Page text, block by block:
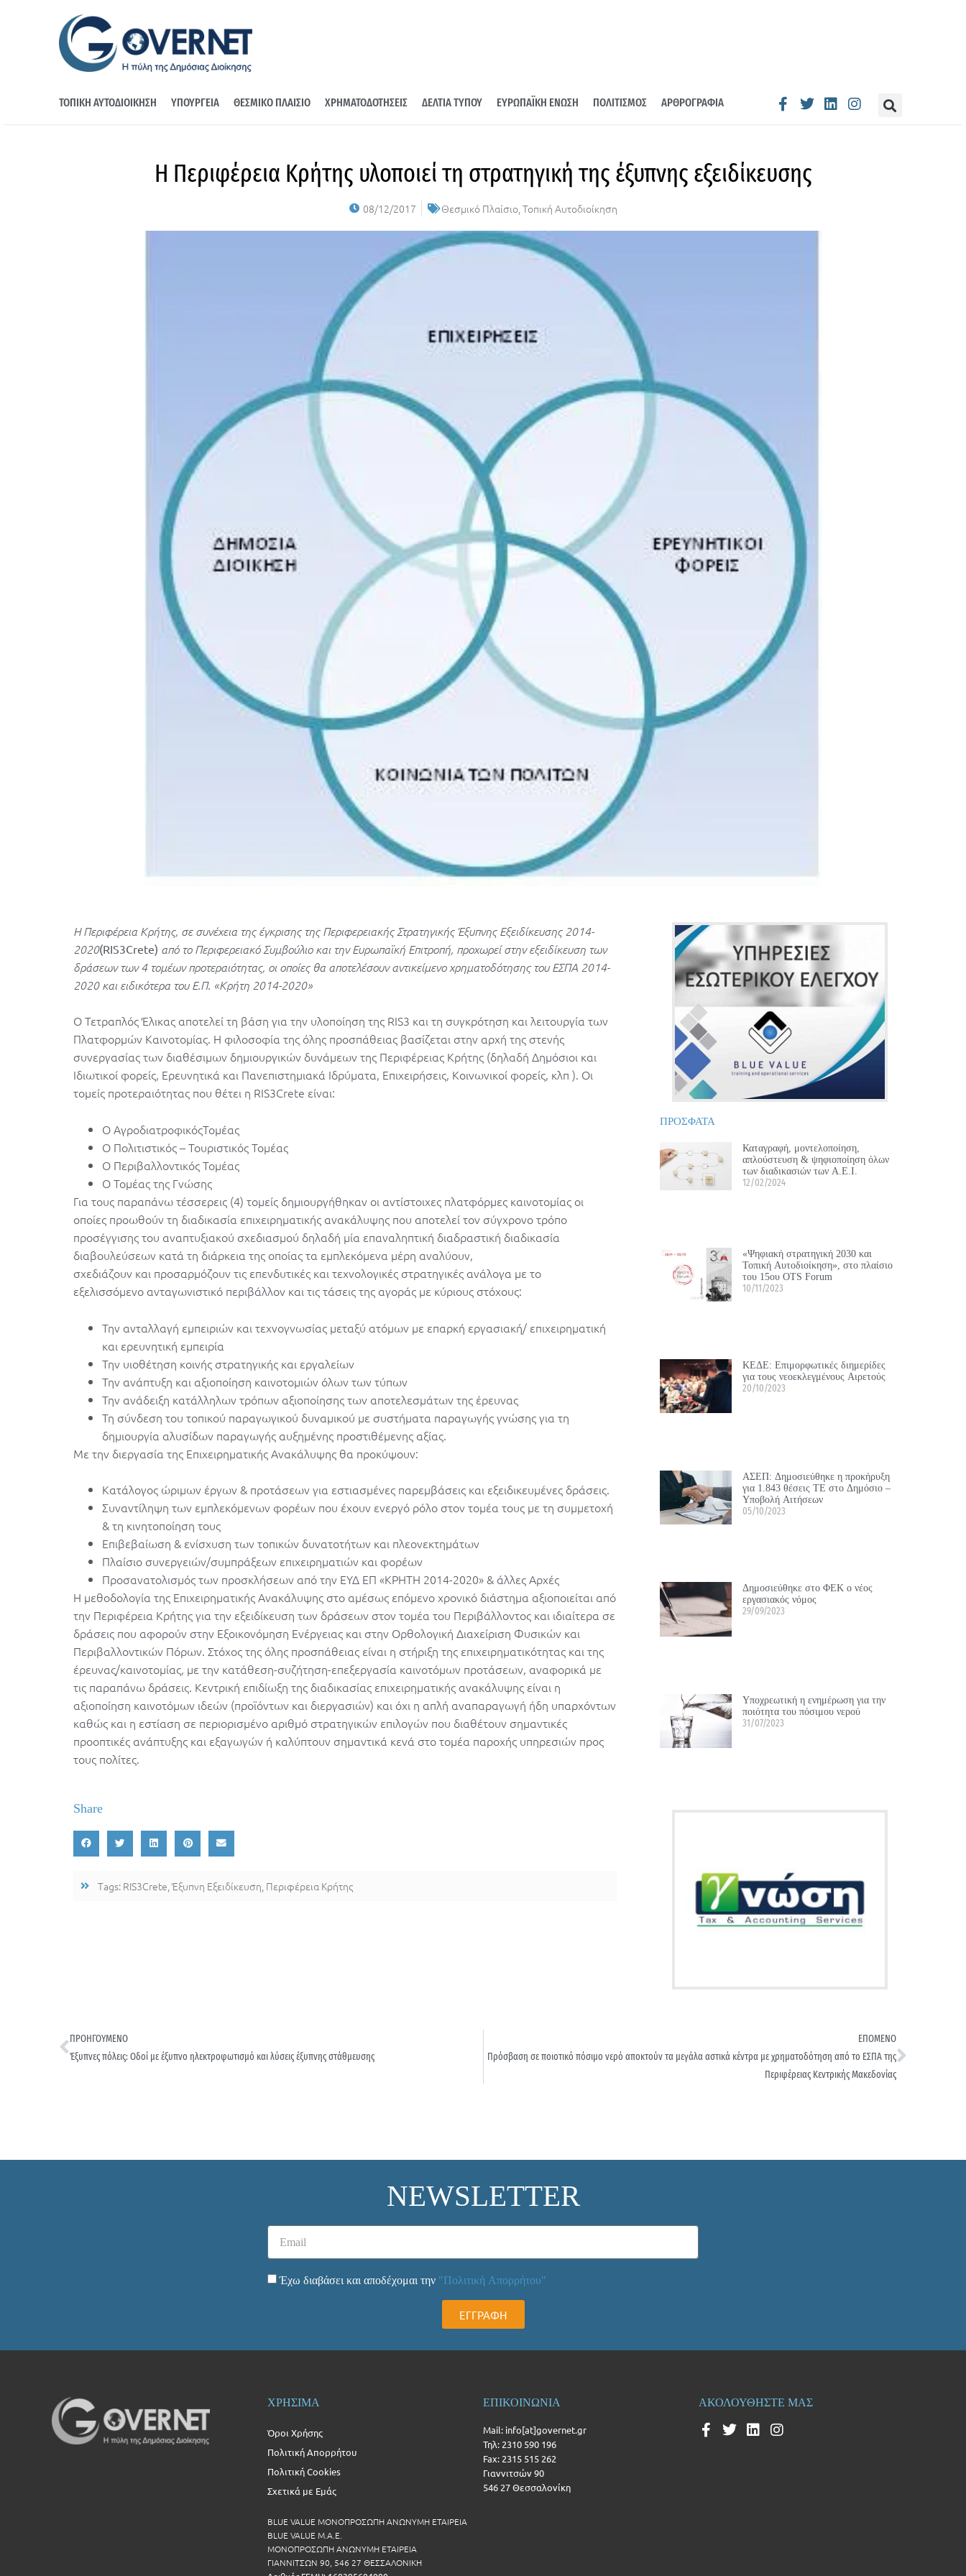
ΤΟΠΙΚΗ ΑΥΤΟΔΙΟΙΚΗΣΗ ΥΠΟΥΡΓΕΙΑ ΘΕΣΜΙΚΟ ΠΛΑΙΣΙΟ ΧΡΗΜΑΤΟΔΟΤΗΣΕΙΣ ΔΕΛΤΙΑ ΤΥΠΟΥ ΕΥΡΩΠΑΪΚΗ ΕΝΩΣΗ ΠΟΛΙΤΙΣΜΟΣ ΑΡΘΡΟΓΡΑΦΙΑ
Η Περιφέρεια Κρήτης υλοποιεί τη στρατηγική της έξυπνης εξειδίκευσης
08/12/2017 Θεσμικό Πλαίσιο,Τοπική Αυτοδιοίκηση
Η Περιφέρεια Κρήτης, σε συνέχεια της έγκρισης της Περιφερειακής Στρατηγικής Έξυπνης Εξειδίκευσης 2014-
2020(RIS3Crete) από το Περιφερειακό Συμβούλιο και την Ευρωπαϊκή Επιτροπή, προχωρεί στην εξειδίκευση των
δράσεων των 4 τομέων προτεραιότητας, οι οποίες θα αποτελέσουν αντικείμενο χρηματοδότησης του ΕΣΠΑ 2014-
2020 και ειδικότερα του Ε.Π. «Κρήτη 2014-2020»
Ο Τετραπλός Έλικας αποτελεί τη βάση για την υλοποίηση της RIS3 και τη συγκρότηση και λειτουργία των
Πλατφορμών Καινοτομίας. Η φιλοσοφία της όλης προσπάθειας βασίζεται στην αρχή της στενής
συνεργασίας των διαθέσιμων δημιουργικών δυνάμεων της Περιφέρειας Κρήτης (δηλαδή Δημόσιοι και
Ιδιωτικοί φορείς, Ερευνητικά και Πανεπιστημιακά Ιδρύματα, Επιχειρήσεις, Κοινωνικοί φορείς, κλπ ). Οι
τομείς προτεραιότητας που θέτει η RIS3Crete είναι:
Ο ΑγροδιατροφικόςΤομέας
Ο Πολιτιστικός – Τουριστικός Τομέας
Ο Περιβαλλοντικός Τομέας
Ο Τομέας της Γνώσης
Για τους παραπάνω τέσσερεις (4) τομείς δημιουργήθηκαν οι αντίστοιχες πλατφόρμες καινοτομίας οι
οποίες προωθούν τη διαδικασία επιχειρηματικής ανακάλυψης που αποτελεί τον σύγχρονο τρόπο
προσέγγισης του αναπτυξιακού σχεδιασμού δηλαδή μία επαναληπτική διαδραστική διαδικασία
διαβουλεύσεων κατά τη διάρκεια της οποίας τα εμπλεκόμενα μέρη αναλύουν,
σχεδιάζουν και προσαρμόζουν τις επενδυτικές και τεχνολογικές στρατηγικές ανάλογα με το
εξελισσόμενο ανταγωνιστικό περιβάλλον και τις τάσεις της αγοράς με κύριους στόχους:
Την ανταλλαγή εμπειριών και τεχνογνωσίας μεταξύ ατόμων με επαρκή εργασιακή/ επιχειρηματική
και ερευνητική εμπειρία
Την υιοθέτηση κοινής στρατηγικής και εργαλείων
Την ανάπτυξη και αξιοποίηση καινοτομιών όλων των τύπων
Την ανάδειξη κατάλληλων τρόπων αξιοποίησης των αποτελεσμάτων της έρευνας
Τη σύνδεση του τοπικού παραγωγικού δυναμικού με συστήματα παραγωγής γνώσης για τη
δημιουργία αλυσίδων παραγωγής αυξημένης προστιθέμενης αξίας.
Με την διεργασία της Επιχειρηματικής Ανακάλυψης θα προκύψουν:
Κατάλογος ώριμων έργων & προτάσεων για εστιασμένες παρεμβάσεις και εξειδικευμένες δράσεις.
Συναντίληψη των εμπλεκόμενων φορέων που έχουν ενεργό ρόλο στον τομέα τους με τη συμμετοχή
& τη κινητοποίηση τους
Επιβεβαίωση & ενίσχυση των τοπικών δυνατοτήτων και πλεονεκτημάτων
Πλαίσιο συνεργειών/συμπράξεων επιχειρηματιών και φορέων
Προσανατολισμός των προσκλήσεων από την ΕΥΔ ΕΠ «ΚΡΗΤΗ 2014-2020» & άλλες Αρχές
Η μεθοδολογία της Επιχειρηματικής Ανακάλυψης στο αμέσως επόμενο χρονικό διάστημα αξιοποιείται από
την Περιφέρεια Κρήτης για την εξειδίκευση των δράσεων στον τομέα του Περιβάλλοντος και ιδιαίτερα σε
δράσεις που αφορούν στην Εξοικονόμηση Ενέργειας και στην Ορθολογική Διαχείριση Φυσικών και
Περιβαλλοντικών Πόρων. Στόχος της όλης προσπάθειας είναι η στήριξη της επιχειρηματικότητας και της
έρευνας/καινοτομίας, με την κατάθεση-συζήτηση-επεξεργασία καινοτόμων προτάσεων, αναφορικά με
τις παραπάνω δράσεις. Κεντρική επιδίωξη της διαδικασίας επιχειρηματικής ανακάλυψης είναι η
αξιοποίηση καινοτόμων ιδεών (προϊόντων και διεργασιών) και όχι η απλή αναπαραγωγή ήδη υπαρχόντων
καθώς και η εστίαση σε περιορισμένο αριθμό στρατηγικών επιλογών που διαθέτουν σημαντικές
προοπτικές ανάπτυξης και εξαγωγών ή καλύπτουν σημαντικά κενά στο τομέα παροχής υπηρεσιών προς
τους πολίτες.
Share
Tags: RIS3Crete ,Έξυπνη Εξειδίκευση Περιφέρεια Κρήτης
ΠΡΟΣΦΑΤΑ
Καταγραφή, μοντελοποίηση,
απλούστευση & ψηφιοποίηση όλων
των διαδικασιών των Α.Ε.Ι.
12/02/2024
«Ψηφιακή στρατηγική 2030 και
Τοπική Αυτοδιοίκηση», στο πλαίσιο
του 15ου OTS Forum
10/11/2023
ΚΕΔΕ: Επιμορφωτικές διημερίδες
για τους νεοεκλεγμένους Αιρετούς
20/10/2023
ΑΣΕΠ: Δημοσιεύθηκε η προκήρυξη
για 1.843 θέσεις ΤΕ στο Δημόσιο –
Υποβολή Αιτήσεων
05/10/2023
Δημοσιεύθηκε στο ΦΕΚ ο νέος
εργασιακός νόμος
29/09/2023
Υποχρεωτική η ενημέρωση για την
ποιότητα του πόσιμου νερού
31/07/2023
ΠΡΟΗΓΟΥΜΕΝΟ
Έξυπνες πόλεις: Οδοί με έξυπνο ηλεκτροφωτισμό και λύσεις έξυπνης στάθμευσης
ΕΠΟΜΕΝΟ
Πρόσβαση σε ποιοτικό πόσιμο νερό αποκτούν τα μεγάλα αστικά κέντρα με χρηματοδότηση από το ΕΣΠΑ της
Περιφέρειας Κεντρικής Μακεδονίας
NEWSLETTER
Έχω διαβάσει και αποδέχομαι την "Πολιτική Απορρήτου"
ΕΓΓΡΑΦΗ
ΧΡΗΣΙΜΑ
Όροι Χρήσης
Πολιτική Απορρήτου
Πολιτική Cookies
Σχετικά με Εμάς
BLUE VALUE ΜΟΝΟΠΡΟΣΩΠΗ ΑΝΩΝΥΜΗ ΕΤΑΙΡΕΙΑ
BLUE VALUE Μ.Α.Ε.
ΜΟΝΟΠΡΟΣΩΠΗ ΑΝΩΝΥΜΗ ΕΤΑΙΡΕΙΑ
ΓΙΑΝΝΙΤΣΩΝ 90, 546 27 ΘΕΣΣΑΛΟΝΙΚΗ
ΕΠΙΚΟΙΝΩΝΙΑ
Mail: info[at]governet.gr
Τηλ: 2310 590 196
Fax: 2315 515 262
Γιαννιτσών 90
546 27 Θεσσαλονίκη
ΑΚΟΛΟΥΘΗΣΤΕ ΜΑΣ